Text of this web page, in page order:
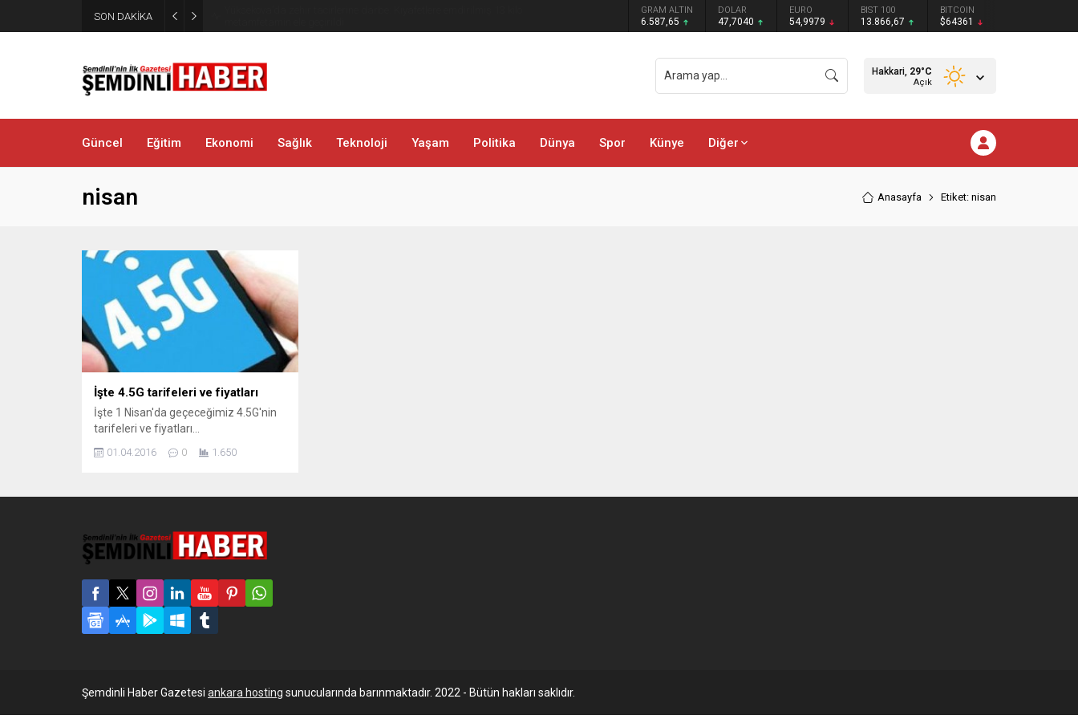
SON DAKİKA GRAM ALTIN
6.587,65
DOLAR
47,7040
EURO
54,9979
BIST 100
13.866,67
BITCOIN
$64361
Hakkari, 29°C
Açık
Güncel Eğitim Ekonomi Sağlık Teknoloji Yaşam Politika Dünya Spor Künye Diğer
nisan Anasayfa Etiket: nisan
İşte 4.5G tarifeleri ve fiyatları
İşte 1 Nisan'da geçeceğimiz 4.5G'nin
tarifeleri ve fiyatları...
01.04.2016 0 1.650
Şemdinli Haber Gazetesi ankara hosting sunucularında barınmaktadır. 2022 - Bütün hakları saklıdır.